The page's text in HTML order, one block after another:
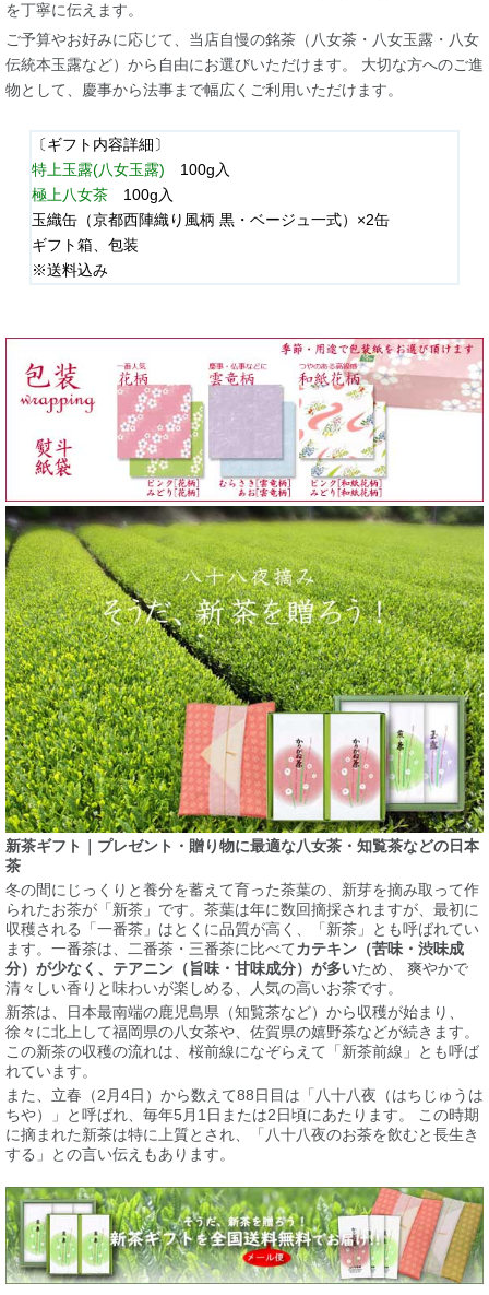
を丁寧に伝えます。
ご予算やお好みに応じて、当店自慢の銘茶（八女茶・八女玉露・八女
伝統本玉露など）から自由にお選びいただけます。 大切な方へのご進
物として、慶事から法事まで幅広くご利用いただけます。
〔ギフト内容詳細〕
特上玉露(八女玉露) 100g入
極上八女茶 100g入
玉織缶（京都西陣織り風柄 黒・ベージュ一式）×2缶
ギフト箱、包装
※送料込み
新茶ギフト｜プレゼント・贈り物に最適な八女茶・知覧茶などの日本
茶
冬の間にじっくりと養分を蓄えて育った茶葉の、新芽を摘み取って作
られたお茶が「新茶」です。茶葉は年に数回摘採されますが、最初に
収穫される「一番茶」はとくに品質が高く、「新茶」とも呼ばれてい
ます。一番茶は、二番茶・三番茶に比べてカテキン（苦味・渋味成
分）が少なく、テアニン（旨味・甘味成分）が多いため、 爽やかで
清々しい香りと味わいが楽しめる、人気の高いお茶です。
新茶は、日本最南端の鹿児島県（知覧茶など）から収穫が始まり、
徐々に北上して福岡県の八女茶や、佐賀県の嬉野茶などが続きます。
この新茶の収穫の流れは、桜前線になぞらえて「新茶前線」とも呼ば
れています。
また、立春（2月4日）から数えて88日目は「八十八夜（はちじゅうは
ちや）」と呼ばれ、毎年5月1日または2日頃にあたります。 この時期
に摘まれた新茶は特に上質とされ、「八十八夜のお茶を飲むと長生き
する」との言い伝えもあります。